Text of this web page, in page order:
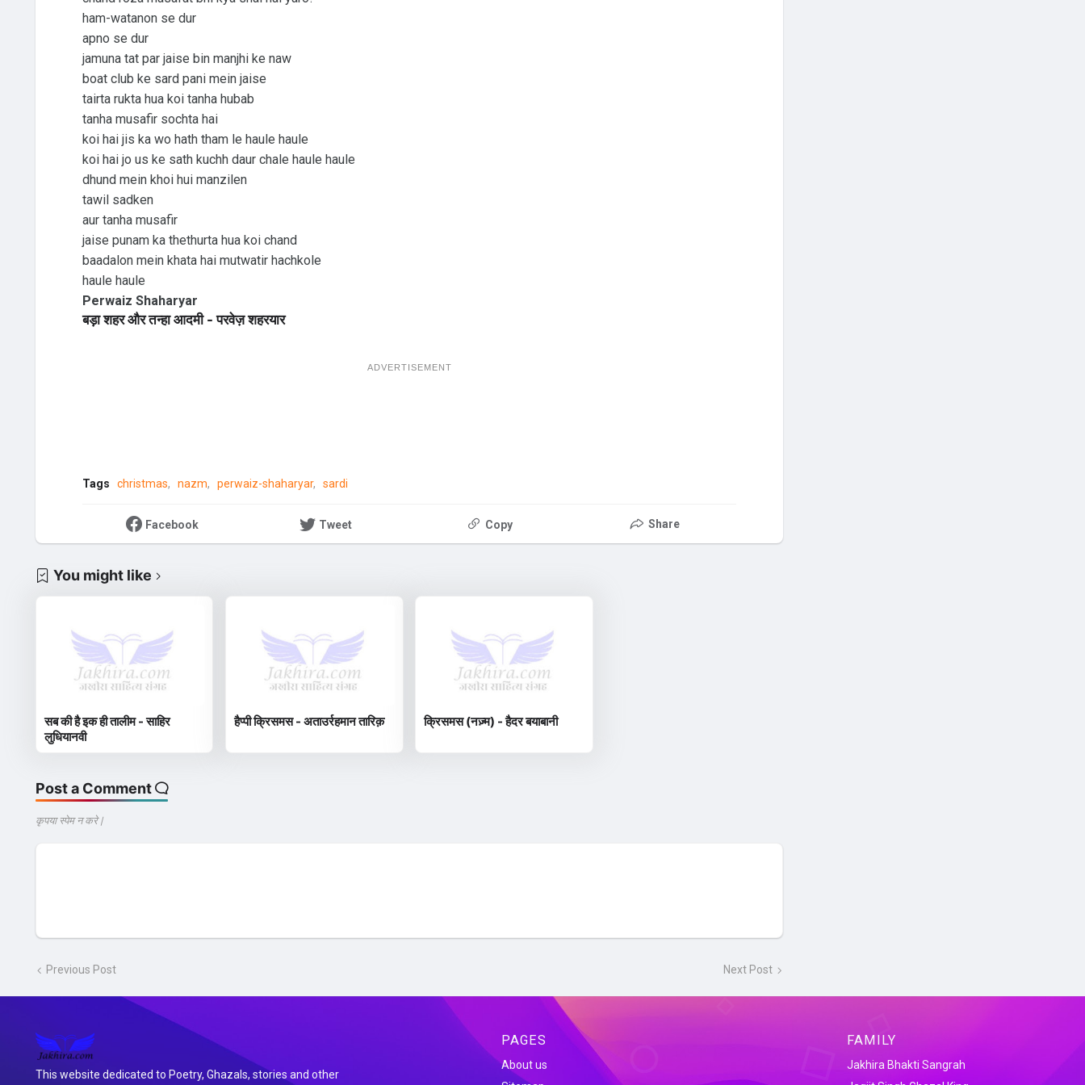
ham-watanon se dur
apno se dur
jamuna tat par jaise bin manjhi ke naw
boat club ke sard pani mein jaise
tairta rukta hua koi tanha hubab
tanha musafir sochta hai
koi hai jis ka wo hath tham le haule haule
koi hai jo us ke sath kuchh daur chale haule haule
dhund mein khoi hui manzilen
tawil sadken
aur tanha musafir
jaise punam ka thethurta hua koi chand
baadalon mein khata hai mutwatir hachkole
haule haule
Perwaiz Shaharyar
बड़ा शहर और तन्हा आदमी - परवेज़ शहरयार
ADVERTISEMENT
Tags christmas nazm perwaiz-shaharyar sardi
Facebook Tweet Copy Share
You might like
सब की है इक ही तालीम - साहिर
लुधियानवी
हैप्पी क्रिसमस - अताउर्रहमान तारिक़ क्रिसमस (नज़्म) - हैदर बयाबानी
Post a Comment
कृपया स्पेम न करे |
Previous Post Next Post
This website dedicated to Poetry, Ghazals, stories and other
PAGES
About us
FAMILY
Jakhira Bhakti Sangrah